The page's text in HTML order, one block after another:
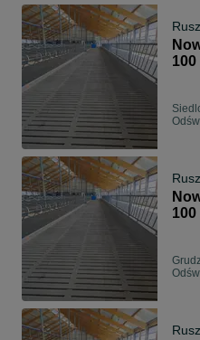
100
100